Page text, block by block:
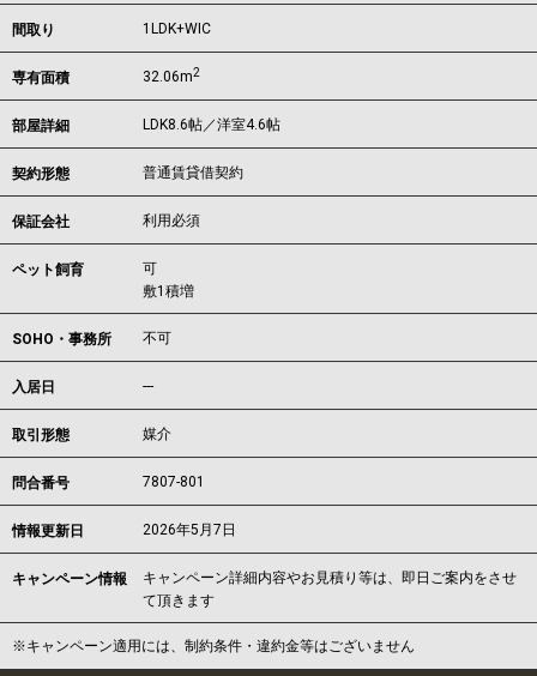
間取り 1LDK+WIC
専有面積 32.06m2
部屋詳細 LDK8.6帖／洋室4.6帖
契約形態 普通賃貸借契約
保証会社 利用必須
ペット飼育
可
敷1積増
SOHO・事務所 不可
入居日 ---
取引形態 媒介
問合番号 7807-801
情報更新日 2026年5月7日
キャンペーン情報
キャンペーン詳細内容やお見積り等は、即日ご案内をさせ
て頂きます
※キャンペーン適用には、制約条件・違約金等はございません